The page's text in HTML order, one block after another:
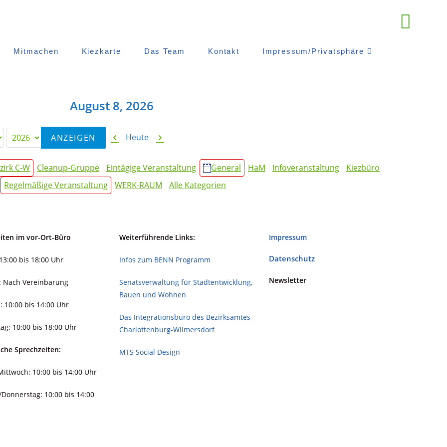
Mitmachen Kiezkarte Das Team Kontakt Impressum/Privatsphäre
August 8, 2026
Zurück
Heute Weiter
C-W Cleanup-Gruppe Eintägige Veranstaltung General HaM Infoveranstaltung
Kiezbüro
Regelmäßige Veranstaltung WERK-RAUM
Alle Kategorien
im vor-Ort-Büro
bis 18:00 Uhr
Nach Vereinbarung
10:00 bis 14:00 Uhr
10:00 bis 18:00 Uhr
Sprechzeiten:
10:00 bis 14:00 Uhr
10:00 bis 14:00
Weiterführende Links:
Infos zum BENN Programm
Senatsverwaltung für Stadt­ent­wicklung,
Bauen und Wohnen
Das Integrationsbüro des Bezirksamtes
Charlottenburg-Wilmersdorf
MTS Social Design
Impressum
Datenschutz
Newsletter